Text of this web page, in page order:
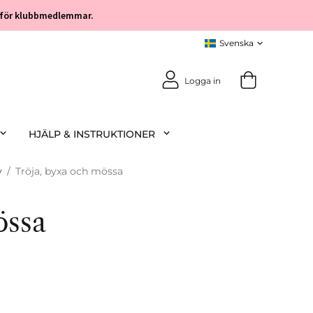
klubbmedlemmar.
Logga in
HJÄLP & INSTRUKTIONER
/ Tröja, byxa och mössa